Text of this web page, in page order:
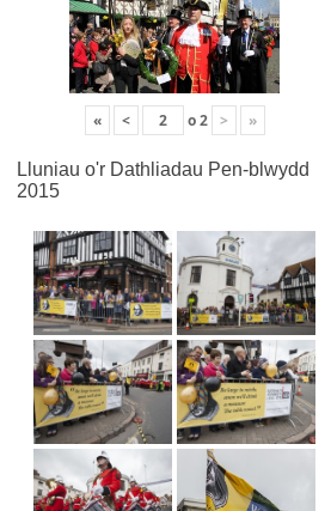
« < o2 > »
Lluniau o'r Dathliadau Pen-blwydd
2015